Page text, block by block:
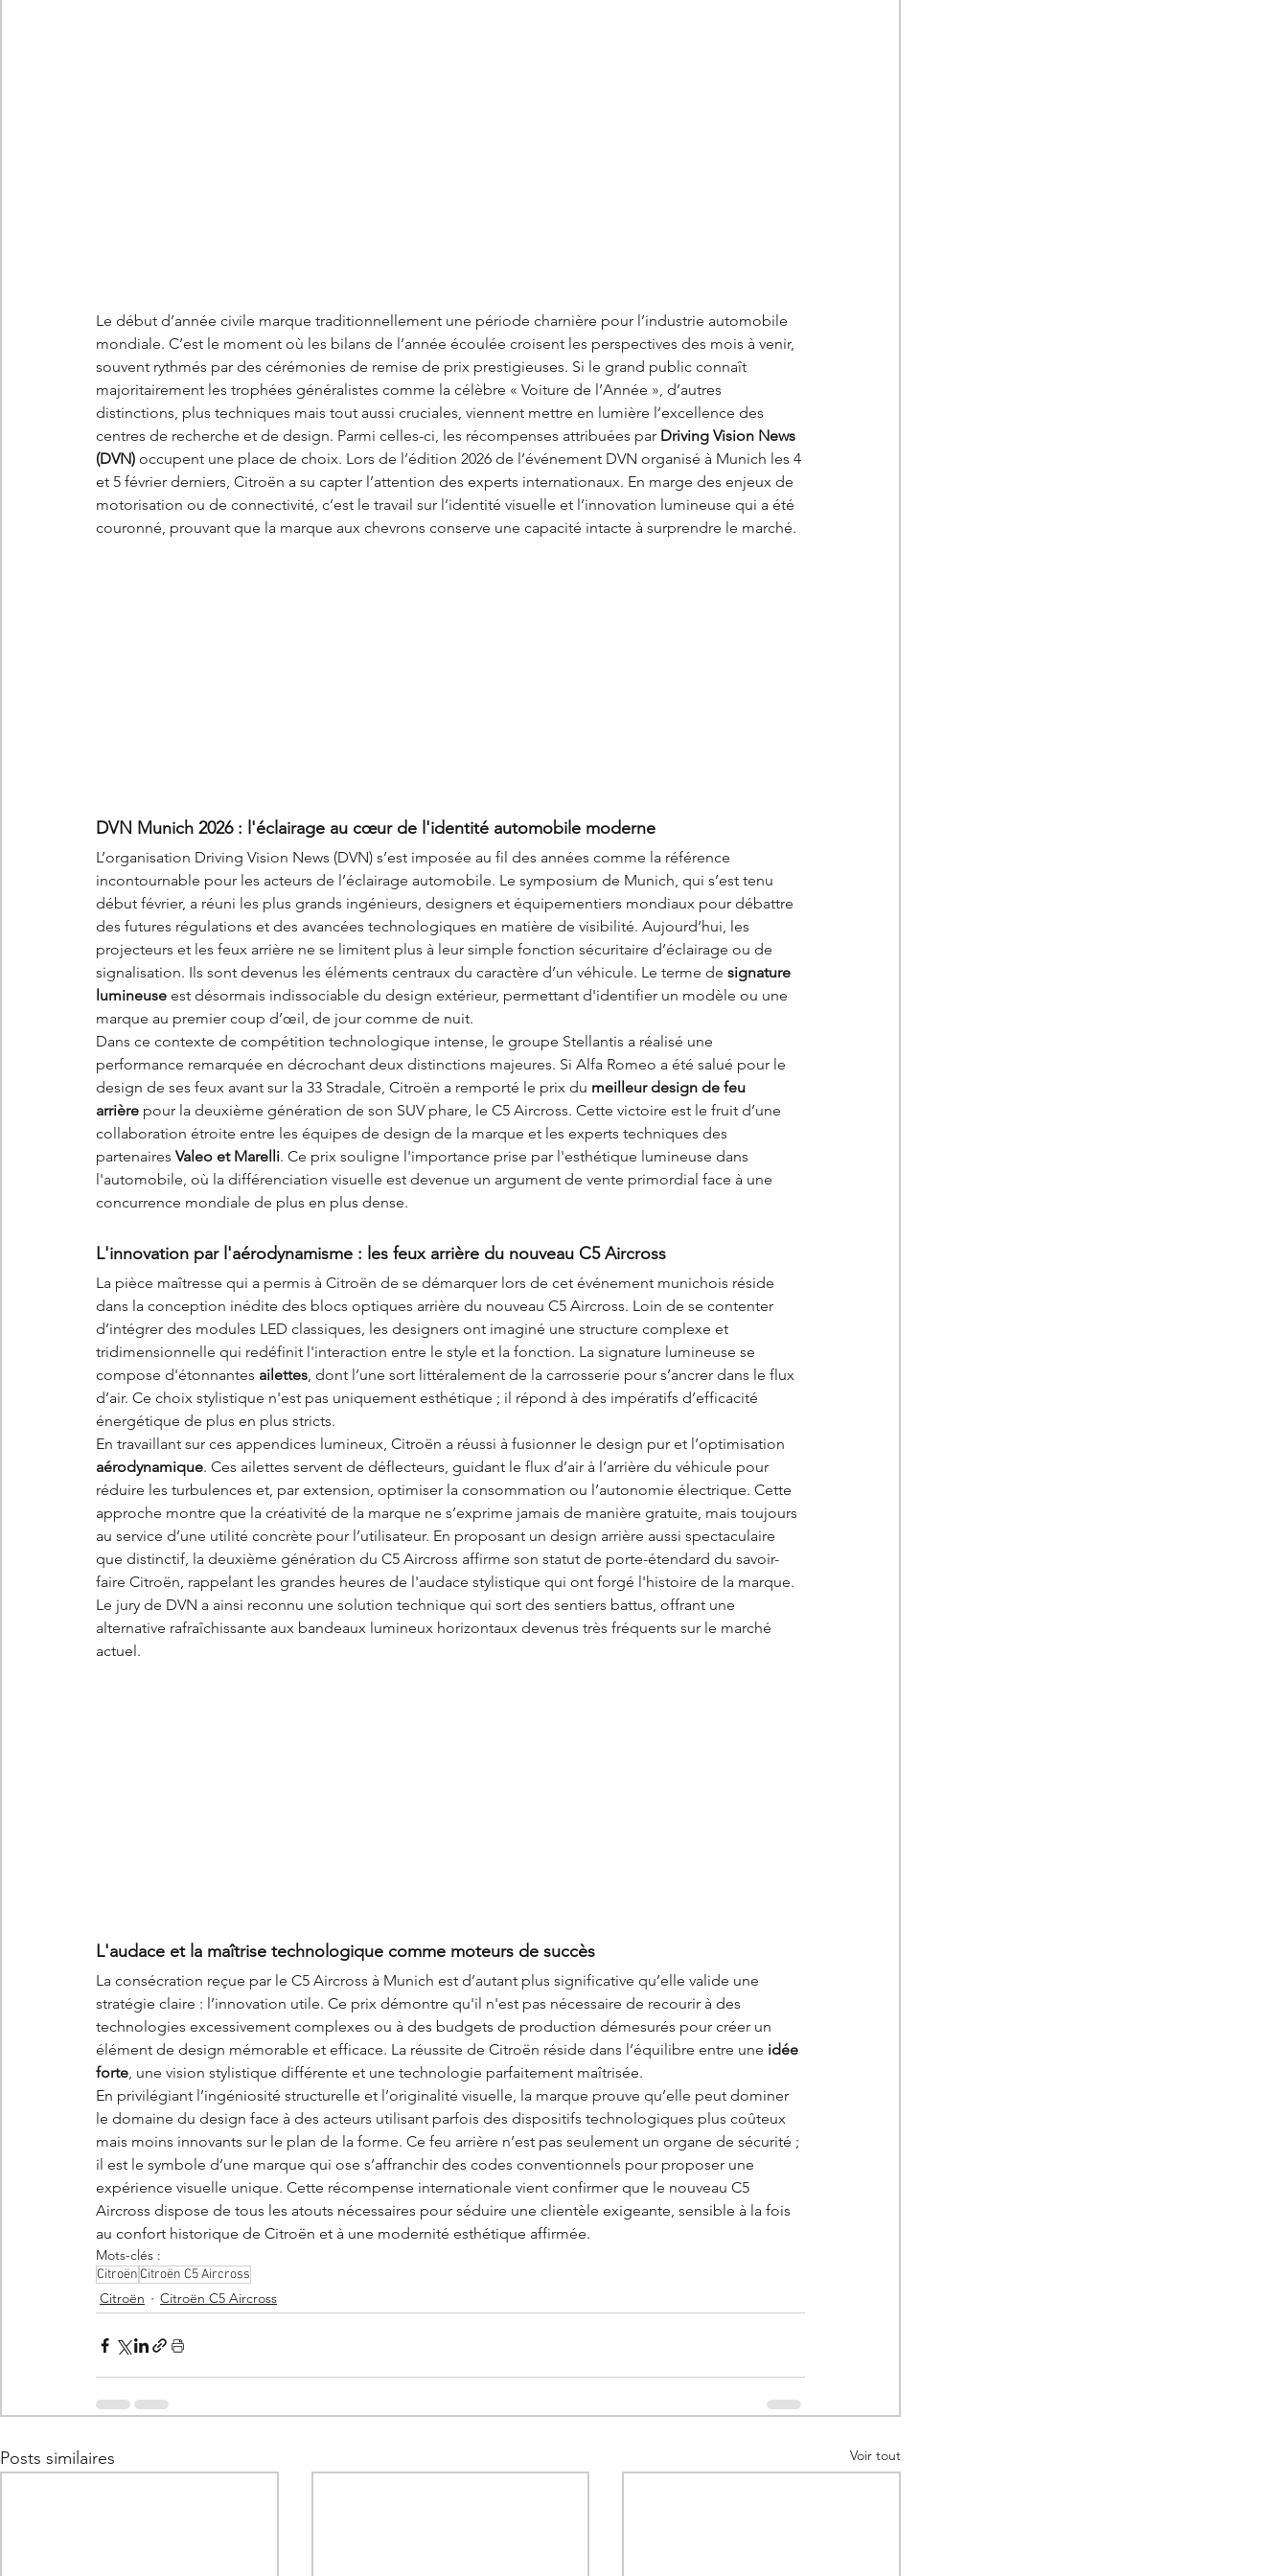
Le début d’année civile marque traditionnellement une période charnière pour l’industrie automobile
mondiale. C’est le moment où les bilans de l’année écoulée croisent les perspectives des mois à venir,
souvent rythmés par des cérémonies de remise de prix prestigieuses. Si le grand public connaît
majoritairement les trophées généralistes comme la célèbre « Voiture de l’Année », d’autres
distinctions, plus techniques mais tout aussi cruciales, viennent mettre en lumière l’excellence des
centres de recherche et de design. Parmi celles-ci, les récompenses attribuées par Driving Vision News
(DVN) occupent une place de choix. Lors de l’édition 2026 de l’événement DVN organisé à Munich les 4
et 5 février derniers, Citroën a su capter l’attention des experts internationaux. En marge des enjeux de
motorisation ou de connectivité, c’est le travail sur l’identité visuelle et l’innovation lumineuse qui a été
couronné, prouvant que la marque aux chevrons conserve une capacité intacte à surprendre le marché.
DVN Munich 2026 : l'éclairage au cœur de l'identité automobile moderne
L’organisation Driving Vision News (DVN) s’est imposée au fil des années comme la référence
incontournable pour les acteurs de l’éclairage automobile. Le symposium de Munich, qui s’est tenu
début février, a réuni les plus grands ingénieurs, designers et équipementiers mondiaux pour débattre
des futures régulations et des avancées technologiques en matière de visibilité. Aujourd’hui, les
projecteurs et les feux arrière ne se limitent plus à leur simple fonction sécuritaire d’éclairage ou de
signalisation. Ils sont devenus les éléments centraux du caractère d’un véhicule. Le terme de signature
lumineuse est désormais indissociable du design extérieur, permettant d'identifier un modèle ou une
marque au premier coup d’œil, de jour comme de nuit.
Dans ce contexte de compétition technologique intense, le groupe Stellantis a réalisé une
performance remarquée en décrochant deux distinctions majeures. Si Alfa Romeo a été salué pour le
design de ses feux avant sur la 33 Stradale, Citroën a remporté le prix du meilleur design de feu
arrière pour la deuxième génération de son SUV phare, le C5 Aircross. Cette victoire est le fruit d’une
collaboration étroite entre les équipes de design de la marque et les experts techniques des
partenaires Valeo et Marelli. Ce prix souligne l'importance prise par l'esthétique lumineuse dans
l'automobile, où la différenciation visuelle est devenue un argument de vente primordial face à une
concurrence mondiale de plus en plus dense.
L'innovation par l'aérodynamisme : les feux arrière du nouveau C5 Aircross
La pièce maîtresse qui a permis à Citroën de se démarquer lors de cet événement munichois réside
dans la conception inédite des blocs optiques arrière du nouveau C5 Aircross. Loin de se contenter
d’intégrer des modules LED classiques, les designers ont imaginé une structure complexe et
tridimensionnelle qui redéfinit l'interaction entre le style et la fonction. La signature lumineuse se
compose d'étonnantes ailettes, dont l’une sort littéralement de la carrosserie pour s’ancrer dans le flux
d’air. Ce choix stylistique n'est pas uniquement esthétique ; il répond à des impératifs d’efficacité
énergétique de plus en plus stricts.
En travaillant sur ces appendices lumineux, Citroën a réussi à fusionner le design pur et l’optimisation
aérodynamique. Ces ailettes servent de déflecteurs, guidant le flux d’air à l’arrière du véhicule pour
réduire les turbulences et, par extension, optimiser la consommation ou l’autonomie électrique. Cette
approche montre que la créativité de la marque ne s’exprime jamais de manière gratuite, mais toujours
au service d’une utilité concrète pour l’utilisateur. En proposant un design arrière aussi spectaculaire
que distinctif, la deuxième génération du C5 Aircross affirme son statut de porte-étendard du savoir-
faire Citroën, rappelant les grandes heures de l'audace stylistique qui ont forgé l'histoire de la marque.
Le jury de DVN a ainsi reconnu une solution technique qui sort des sentiers battus, offrant une
alternative rafraîchissante aux bandeaux lumineux horizontaux devenus très fréquents sur le marché
actuel.
L'audace et la maîtrise technologique comme moteurs de succès
La consécration reçue par le C5 Aircross à Munich est d’autant plus significative qu’elle valide une
stratégie claire : l’innovation utile. Ce prix démontre qu'il n'est pas nécessaire de recourir à des
technologies excessivement complexes ou à des budgets de production démesurés pour créer un
élément de design mémorable et efficace. La réussite de Citroën réside dans l’équilibre entre une idée
forte, une vision stylistique différente et une technologie parfaitement maîtrisée.
En privilégiant l’ingéniosité structurelle et l’originalité visuelle, la marque prouve qu’elle peut dominer
le domaine du design face à des acteurs utilisant parfois des dispositifs technologiques plus coûteux
mais moins innovants sur le plan de la forme. Ce feu arrière n’est pas seulement un organe de sécurité ;
il est le symbole d’une marque qui ose s’affranchir des codes conventionnels pour proposer une
expérience visuelle unique. Cette récompense internationale vient confirmer que le nouveau C5
Aircross dispose de tous les atouts nécessaires pour séduire une clientèle exigeante, sensible à la fois
au confort historique de Citroën et à une modernité esthétique affirmée.
Mots-clés :
Citroën Citroën C5 Aircross
Citroën Citroën C5 Aircross
Posts similaires Voir tout